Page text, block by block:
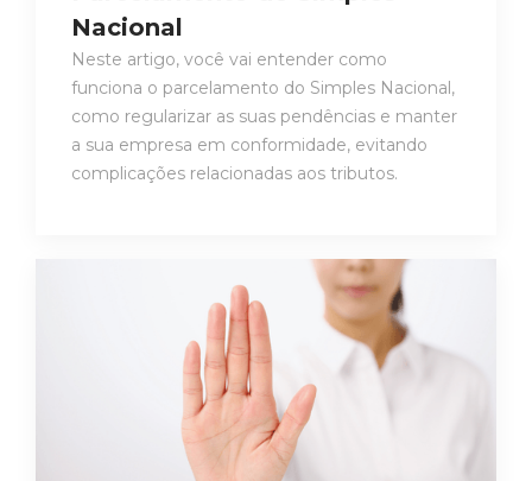
Nacional
Neste artigo, você vai entender como
funciona o parcelamento do Simples Nacional,
como regularizar as suas pendências e manter
a sua empresa em conformidade, evitando
complicações relacionadas aos tributos.